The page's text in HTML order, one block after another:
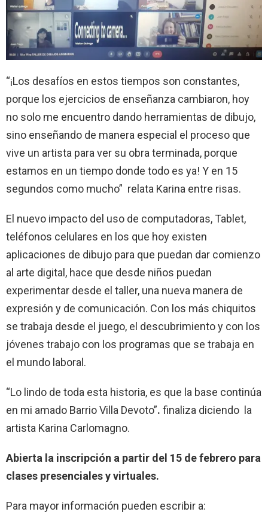
“¡Los desafíos en estos tiempos son constantes,
porque los ejercicios de enseñanza cambiaron, hoy
no solo me encuentro dando herramientas de dibujo,
sino enseñando de manera especial el proceso que
vive un artista para ver su obra terminada, porque
estamos en un tiempo donde todo es ya! Y en 15
segundos como mucho” relata Karina entre risas.
El nuevo impacto del uso de computadoras, Tablet,
teléfonos celulares en los que hoy existen
aplicaciones de dibujo para que puedan dar comienzo
al arte digital, hace que desde niños puedan
experimentar desde el taller, una nueva manera de
expresión y de comunicación. Con los más chiquitos
se trabaja desde el juego, el descubrimiento y con los
jóvenes trabajo con los programas que se trabaja en
el mundo laboral.
“Lo lindo de toda esta historia, es que la base continúa
en mi amado Barrio Villa Devoto”. finaliza diciendo la
artista Karina Carlomagno.
Abierta la inscripción a partir del 15 de febrero para
clases presenciales y virtuales.
Para mayor información pueden escribir a: